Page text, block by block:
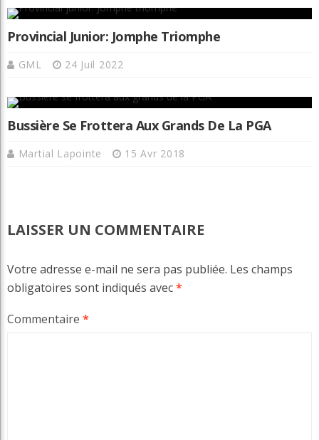
Provincial Junior: Jomphe Triomphe
GML 24 Juil 2022
Bussière Se Frottera Aux Grands De La PGA
Martial Lapointe 15 Avr 2018
LAISSER UN COMMENTAIRE
Votre adresse e-mail ne sera pas publiée. Les champs
obligatoires sont indiqués avec*
Commentaire *